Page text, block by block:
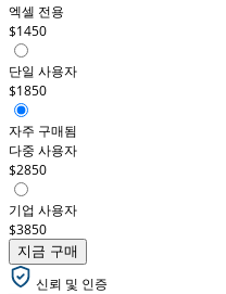
엑셀 전용
$1450
단일 사용자
$1850
자주 구매됨
다중 사용자
$2850
기업 사용자
$3850
지금 구매
신뢰 및 인증